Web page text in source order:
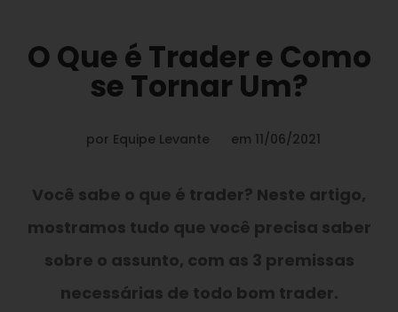
O Que é Trader e Como
se Tornar Um?
por Equipe Levante em 11/06/2021
Você sabe o que é trader? Neste artigo,
mostramos tudo que você precisa saber
sobre o assunto, com as 3 premissas
necessárias de todo bom trader.